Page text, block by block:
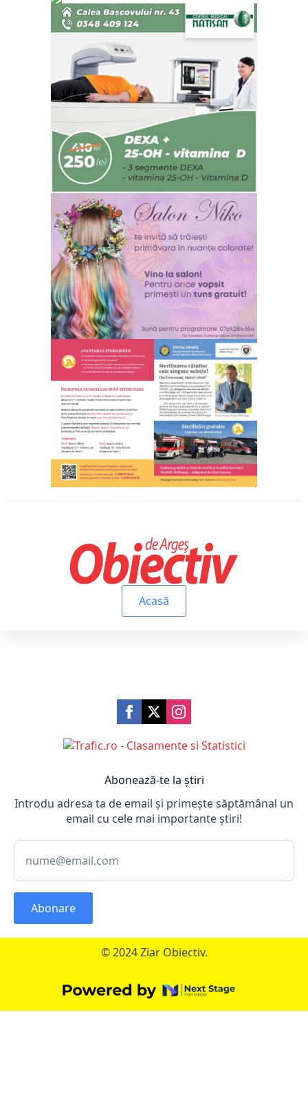
Acasă
Abonează-te la știri
Introdu adresa ta de email și primește săptămânal un
email cu cele mai importante știri!
Abonare
© 2024 Ziar Obiectiv.